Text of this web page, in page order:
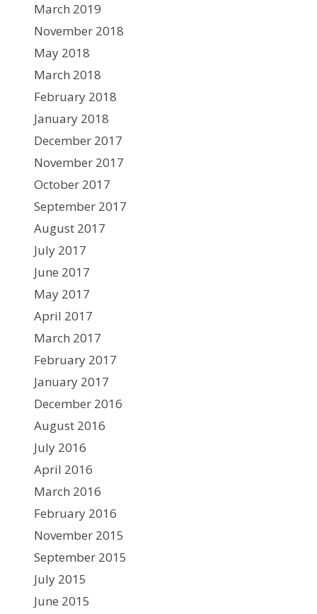
March 2019
November 2018
May 2018
March 2018
February 2018
January 2018
December 2017
November 2017
October 2017
September 2017
August 2017
July 2017
June 2017
May 2017
April 2017
March 2017
February 2017
January 2017
December 2016
August 2016
July 2016
April 2016
March 2016
February 2016
November 2015
September 2015
July 2015
June 2015